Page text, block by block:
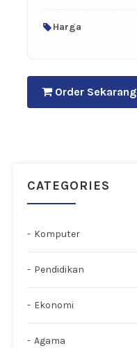
Harga
Order Sekarang
CATEGORIES
Komputer
Pendidikan
Ekonomi
Agama